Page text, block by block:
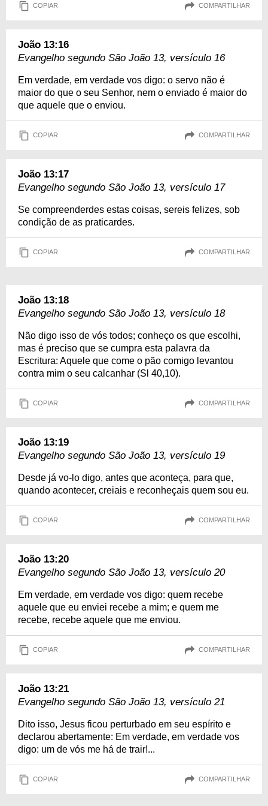
COPIAR COMPARTILHAR
João 13:16
Evangelho segundo São João 13, versículo 16
Em verdade, em verdade vos digo: o servo não é
maior do que o seu Senhor, nem o enviado é maior do
que aquele que o enviou.
COPIAR COMPARTILHAR
João 13:17
Evangelho segundo São João 13, versículo 17
Se compreenderdes estas coisas, sereis felizes, sob
condição de as praticardes.
COPIAR COMPARTILHAR
João 13:18
Evangelho segundo São João 13, versículo 18
Não digo isso de vós todos; conheço os que escolhi,
mas é preciso que se cumpra esta palavra da
Escritura: Aquele que come o pão comigo levantou
contra mim o seu calcanhar (Sl 40,10).
COPIAR COMPARTILHAR
João 13:19
Evangelho segundo São João 13, versículo 19
Desde já vo-lo digo, antes que aconteça, para que,
quando acontecer, creiais e reconheçais quem sou eu.
COPIAR COMPARTILHAR
João 13:20
Evangelho segundo São João 13, versículo 20
Em verdade, em verdade vos digo: quem recebe
aquele que eu enviei recebe a mim; e quem me
recebe, recebe aquele que me enviou.
COPIAR COMPARTILHAR
João 13:21
Evangelho segundo São João 13, versículo 21
Dito isso, Jesus ficou perturbado em seu espírito e
declarou abertamente: Em verdade, em verdade vos
digo: um de vós me há de trair!...
COPIAR COMPARTILHAR